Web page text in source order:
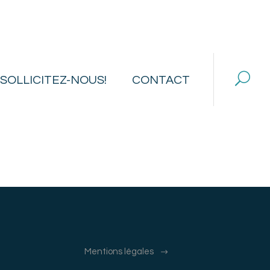
SOLLICITEZ-NOUS! CONTACT
Mentions légales